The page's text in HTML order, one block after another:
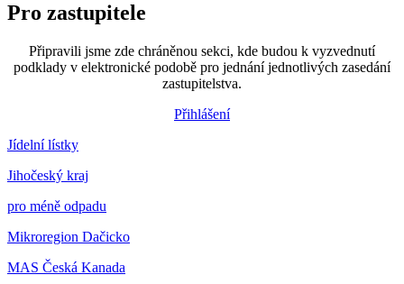
Pro zastupitele
Připravili jsme zde chráněnou sekci, kde budou k vyzvednutí
podklady v elektronické podobě pro jednání jednotlivých zasedání
zastupitelstva.
Přihlášení
Jídelní lístky
Jihočeský kraj
pro méně odpadu
Mikroregion Dačicko
MAS Česká Kanada